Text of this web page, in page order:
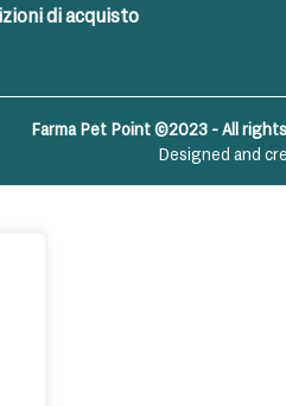
di acquisto
Farma Pet Point ©2023 - All
Designed and